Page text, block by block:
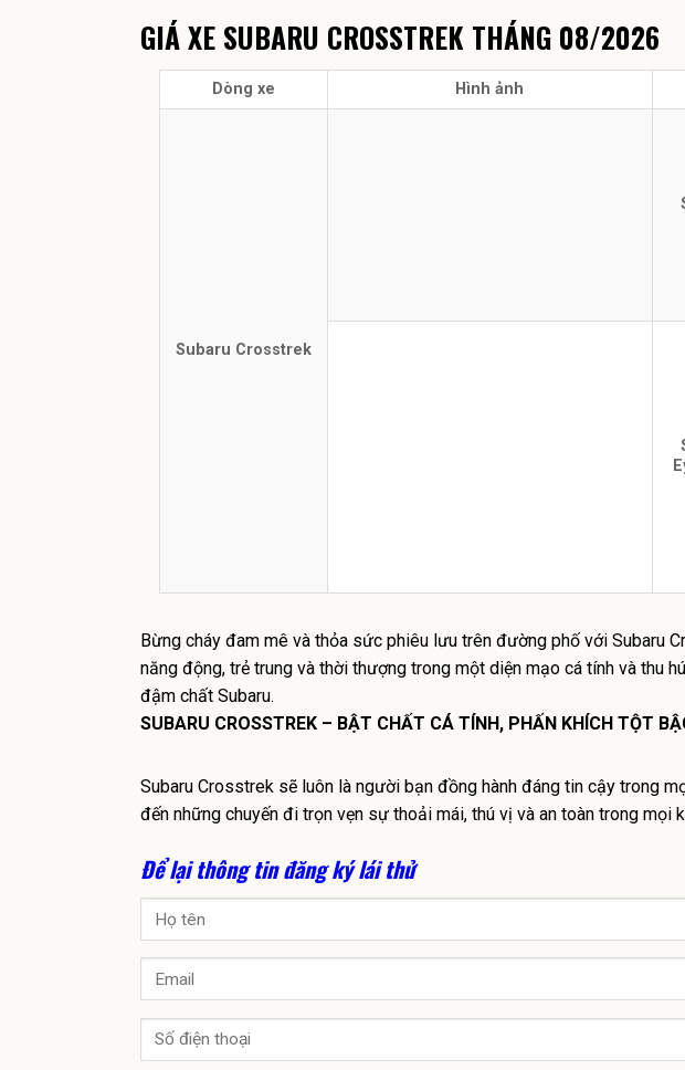
GIÁ XE SUBARU CROSSTREK THÁNG 08/2026
Dòng xe Hình ảnh
Subaru Crosstrek
Bừng cháy đam mê và thỏa sức phiêu lưu trên đường phố với Subaru
năng động, trẻ trung và thời thượng trong một diện mạo cá tính và thu
đậm chất Subaru.
SUBARU CROSSTREK – BẬT CHẤT CÁ TÍNH, PHẤN KHÍCH TỘT
Subaru Crosstrek sẽ luôn là người bạn đồng hành đáng tin cậy trong
đến những chuyến đi trọn vẹn sự thoải mái, thú vị và an toàn trong mọi
Để lại thông tin đăng ký lái thử